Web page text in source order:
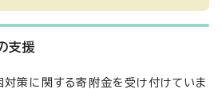
支援
対策に関する寄附金を受け付けていま